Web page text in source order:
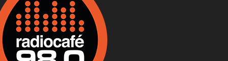
Villány, kékfrankos, Jackfall
Apr 17, 2026 • 00:35:38